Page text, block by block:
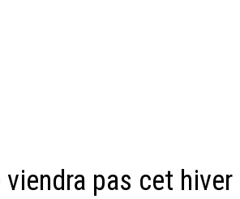
viendra pas cet hiver